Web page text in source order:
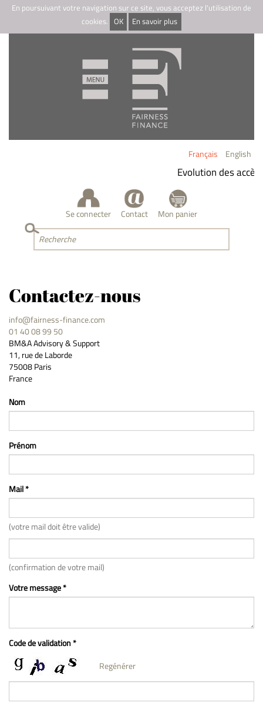
En poursuivant votre navigation sur ce site, vous acceptez l'utilisation de
cookies. OK En savoir plus
Français English
Evolution des
Se connecter Contact Mon panier
Contactez-nous
info@fairness-finance.com
01 40 08 99 50
BM&A Advisory & Support
11, rue de Laborde
75008 Paris
France
Nom
Prénom
Mail *
(votre mail doit être valide)
(confirmation de votre mail)
Votre message *
Code de validation *
Regénérer